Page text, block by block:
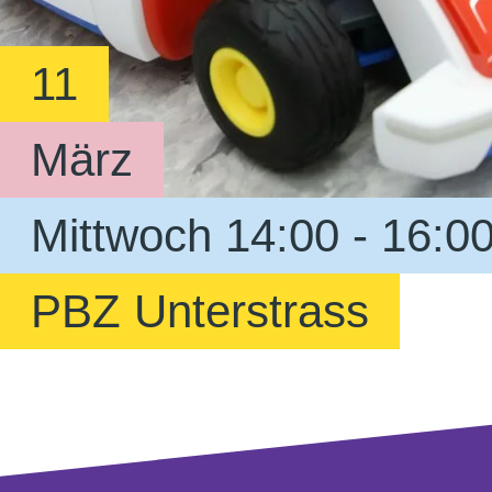
11
März
Mittwoch 14:00 -
PBZ Unterstrass